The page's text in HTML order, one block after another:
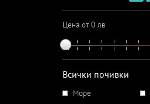
Цена от 0 лв
Всички почивки
Море